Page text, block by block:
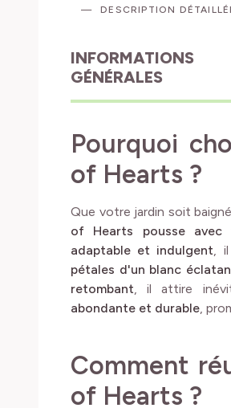
DESCRIPTION
INFORMATIONS
GÉNÉRALES
Pourquoi
of Hearts ?
Que votre jardin soit
of Hearts pousse avec
adaptable et indulgent ,
pétales d'un blanc
retombant , il attire
abondante et durable ,
Comment
of Hearts ?